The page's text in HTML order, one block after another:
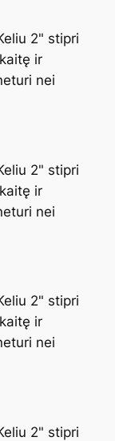
2" stipri
ir
nei
2" stipri
ir
nei
2" stipri
ir
nei
2" stipri